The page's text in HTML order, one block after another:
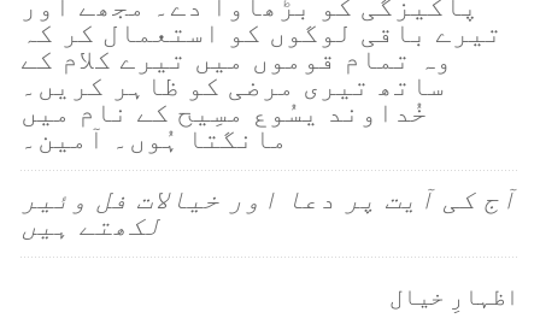
پاکیزگی کو بڑھاوا دے۔ مجھے اور
تیرے باقی لوگوں کو استعمال کر کہ
وہ تمام قوموں میں تیرے کلام کے
ساتھ تیری مرضی کو ظاہر کریں۔
خُداوند یسُوع مسِیح کے نام میں
مانگتا ہُوں۔ آمین۔
آج کی آیت پر دعا اور خیالات فل وئیر
لکھتے ہیں
اظہارِ خیال